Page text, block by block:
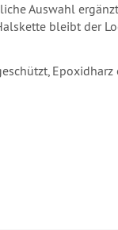
Auswahl
bleibt der